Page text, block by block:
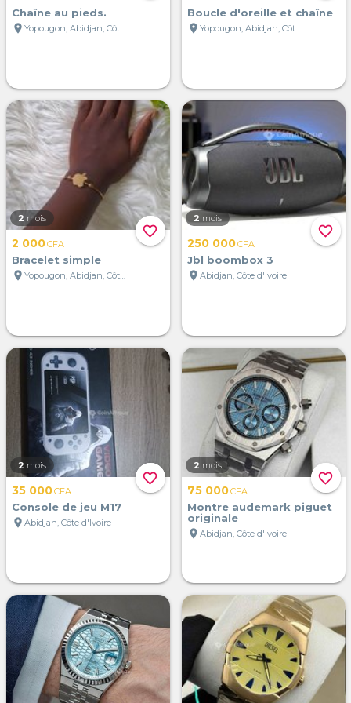
Chaîne au pieds.
location_on
Yopougon, Abidjan, Côte d'Ivoire
Boucle d'oreille et chaîne
location_on
Yopougon, Abidjan, Côte d'Ivoire
favorite_border
2 mois
2 000CFA
Bracelet simple
location_on
Yopougon, Abidjan, Côte d'Ivoire
favorite_border
2 mois
250 000CFA
Jbl boombox 3
location_on Abidjan, Côte d'Ivoire
favorite_border
2 mois
35 000CFA
Console de jeu M17
location_on Abidjan, Côte d'Ivoire
favorite_border
2 mois
75 000CFA
Montre audemark piguet
originale
location_on Abidjan, Côte d'Ivoire